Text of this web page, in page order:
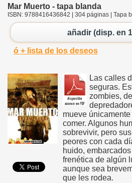
Mar Muerto - tapa blanda
ISBN: 9788416436842 | 304 páginas | Tapa
añadir (disp. en
ó + lista de los deseos
Las calles
seguras.
zombies,
mueve
comer. Algunos
sobrevivir, pero
peores con cada
huido,
frenética de algún
aunque sea
que les rodea.